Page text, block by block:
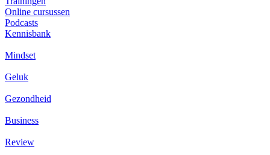
Online cursussen
Podcasts
Kennisbank
Mindset
Geluk
Gezondheid
Business
Review